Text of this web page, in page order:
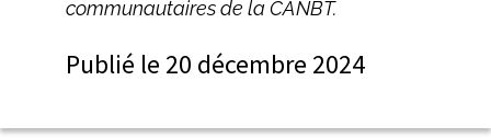
communautaires de la CANBT.
Publié le 20 décembre 2024